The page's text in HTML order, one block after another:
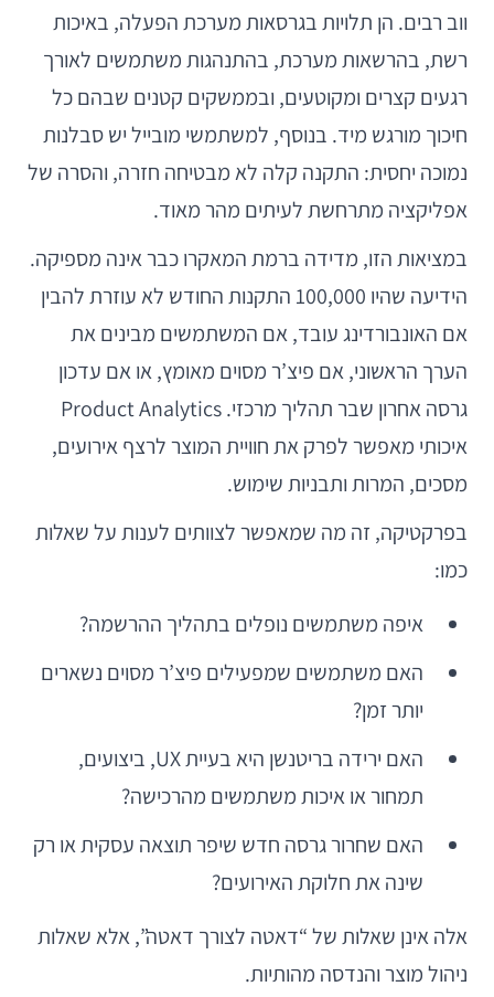
ווב רבים. הן תלויות בגרסאות מערכת הפעלה, באיכות
רשת, בהרשאות מערכת, בהתנהגות משתמשים לאורך
רגעים קצרים ומקוטעים, ובממשקים קטנים שבהם כל
חיכוך מורגש מיד. בנוסף, למשתמשי מובייל יש סבלנות
נמוכה יחסית: התקנה קלה לא מבטיחה חזרה, והסרה של
אפליקציה מתרחשת לעיתים מהר מאוד.
במציאות הזו, מדידה ברמת המאקרו כבר אינה מספיקה.
הידיעה שהיו 100,000 התקנות החודש לא עוזרת להבין
אם האונבורדינג עובד, אם המשתמשים מבינים את
הערך הראשוני, אם פיצ’ר מסוים מאומץ, או אם עדכון
גרסה אחרון שבר תהליך מרכזי. Product Analytics
איכותי מאפשר לפרק את חוויית המוצר לרצף אירועים,
מסכים, המרות ותבניות שימוש.
בפרקטיקה, זה מה שמאפשר לצוותים לענות על שאלות
כמו:
איפה משתמשים נופלים בתהליך ההרשמה?
האם משתמשים שמפעילים פיצ’ר מסוים נשארים
יותר זמן?
האם ירידה בריטנשן היא בעיית UX, ביצועים,
תמחור או איכות משתמשים מהרכישה?
האם שחרור גרסה חדש שיפר תוצאה עסקית או רק
שינה את חלוקת האירועים?
אלה אינן שאלות של “דאטה לצורך דאטה”, אלא שאלות
ניהול מוצר והנדסה מהותיות.